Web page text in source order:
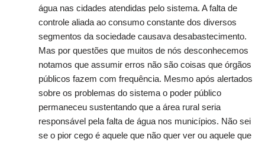
água nas cidades atendidas pelo sistema. A falta de
controle aliada ao consumo constante dos diversos
segmentos da sociedade causava desabastecimento.
Mas por questões que muitos de nós desconhecemos
notamos que assumir erros não são coisas que órgãos
públicos fazem com frequência. Mesmo após alertados
sobre os problemas do sistema o poder público
permaneceu sustentando que a área rural seria
responsável pela falta de água nos municípios. Não sei
se o pior cego é aquele que não quer ver ou aquele que